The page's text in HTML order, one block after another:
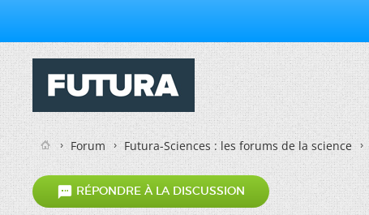
Forum Futura-Sciences : les forums de la science
 RÉPONDRE À LA DISCUSSION